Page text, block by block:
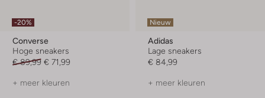
-20%
Converse
Hoge sneakers
€ 89,99 € 71,99
+ meer kleuren
Nieuw
Adidas
Lage sneakers
€ 84,99
+ meer kleuren